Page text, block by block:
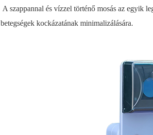
A szappannal és vízzel történő mosás az egyik
betegségek kockázatának minimalizálására.